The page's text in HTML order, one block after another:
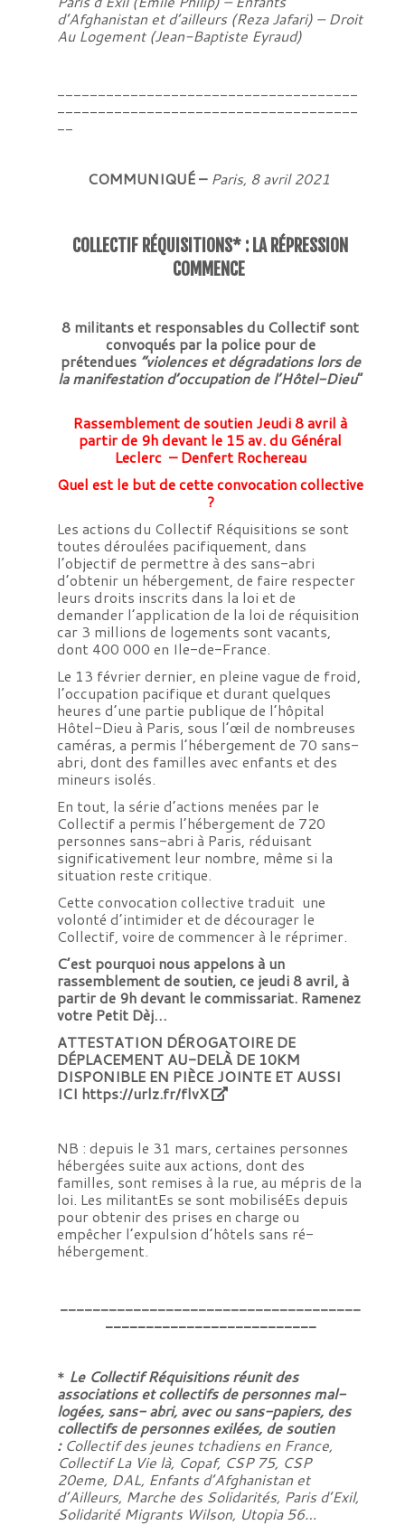
d’Afghanistan et d’ailleurs (Reza Jafari) – Droit
Au Logement (Jean-Baptiste Eyraud)
COMMUNIQUÉ – Paris, 8 avril 2021
COLLECTIF RÉQUISITIONS* : LA RÉPRESSION
COMMENCE
8 militants et responsables du Collectif sont
convoqués par la police pour de
prétendues “violences et dégradations lors de
la manifestation d’occupation de l’Hôtel-Dieu“
Rassemblement de soutien Jeudi 8 avril à
partir de 9h devant le 15 av. du Général
Leclerc – Denfert Rochereau
Quel est le but de cette convocation collective
?
Les actions du Collectif Réquisitions se sont
toutes déroulées pacifiquement, dans
l’objectif de permettre à des sans-abri
d’obtenir un hébergement, de faire respecter
leurs droits inscrits dans la loi et de
demander l’application de la loi de réquisition
car 3 millions de logements sont vacants,
dont 400 000 en Ile-de-France.
Le 13 février dernier, en pleine vague de froid,
l’occupation pacifique et durant quelques
heures d’une partie publique de l’hôpital
Hôtel-Dieu à Paris, sous l’œil de nombreuses
caméras, a permis l’hébergement de 70 sans-
abri, dont des familles avec enfants et des
mineurs isolés.
En tout, la série d’actions menées par le
Collectif a permis l’hébergement de 720
personnes sans-abri à Paris, réduisant
significativement leur nombre, même si la
situation reste critique.
Cette convocation collective traduit une
volonté d’intimider et de décourager le
Collectif, voire de commencer à le réprimer.
C’est pourquoi nous appelons à un
rassemblement de soutien, ce jeudi 8 avril, à
partir de 9h devant le commissariat. Ramenez
votre Petit Dèj…
ATTESTATION DÉROGATOIRE DE
DÉPLACEMENT AU-DELÀ DE 10KM
DISPONIBLE EN PIÈCE JOINTE ET AUSSI
ICI https://urlz.fr/flvX
NB : depuis le 31 mars, certaines personnes
hébergées suite aux actions, dont des
familles, sont remises à la rue, au mépris de la
loi. Les militantEs se sont mobiliséEs depuis
pour obtenir des prises en charge ou
empêcher l’expulsion d’hôtels sans ré-
hébergement.
_____________________________________
__________________________
* Le Collectif Réquisitions réunit des
associations et collectifs de personnes mal-
logées, sans- abri, avec ou sans-papiers, des
collectifs de personnes exilées, de soutien
:Collectif des jeunes tchadiens en France,
Collectif La Vie là, Copaf, CSP 75, CSP
20eme, DAL, Enfants d’Afghanistan et
d’Ailleurs, Marche des Solidarités, Paris d’Exil,
Solidarité Migrants Wilson, Utopia 56…